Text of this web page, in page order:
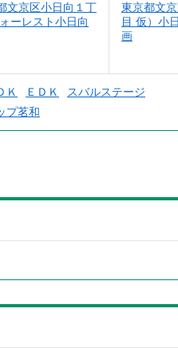
文京区小日向１丁
ーレスト小日向
東京都文
目 仮）小
画
Ｋ ＥＤＫ
スバルステージ
プ茗和